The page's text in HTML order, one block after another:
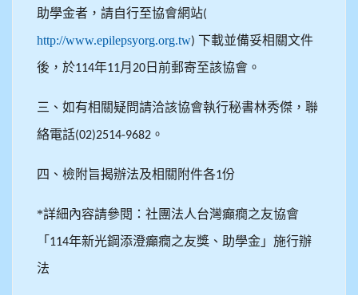
助學金者，請自行至協會網站(
http://www.epilepsyorg.org.tw) 下載並備妥相關文件
後，於114年11月 20 日前郵寄至該協會。
三、如有相關疑問請洽該協會執行秘書林秀傑，聯
絡電話(02)2514-9682 。
四、檢附旨揭辦法及相關附件各1份
*詳細內容請參閱：社團法人台灣癲癇之友協會
「 114年新光鋼添澄癲癇之友獎、助學金」施行辦
法